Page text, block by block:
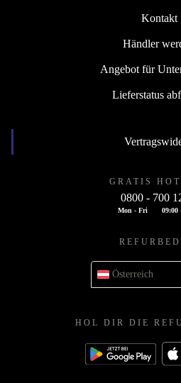
Kontakt
Händler
Angebot für
Lieferstatus
GRATIS
0800 - 700
Mon - Fri 09:00
Österreich
HOL DIR DIE